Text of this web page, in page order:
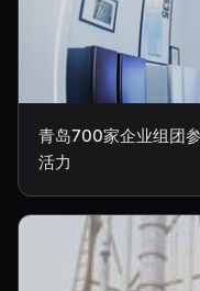
青岛700家企业组团
活力